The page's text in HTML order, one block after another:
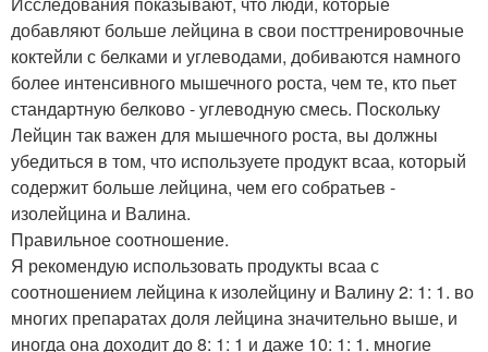
добавляют больше лейцина в свои посттренировочные
коктейли с белками и углеводами, добиваются намного
более интенсивного мышечного роста, чем те, кто пьет
стандартную белково - углеводную смесь. Поскольку
Лейцин так важен для мышечного роста, вы должны
убедиться в том, что используете продукт всаа, который
содержит больше лейцина, чем его собратьев -
изолейцина и Валина.
Правильное соотношение.
Я рекомендую использовать продукты всаа с
соотношением лейцина к изолейцину и Валину 2: 1: 1. во
многих препаратах доля лейцина значительно выше, и
иногда она доходит до 8: 1: 1 и даже 10: 1: 1. многие